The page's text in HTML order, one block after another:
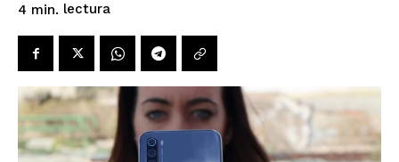
4 min. lectura